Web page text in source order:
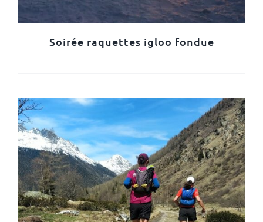
Soirée raquettes igloo fondue